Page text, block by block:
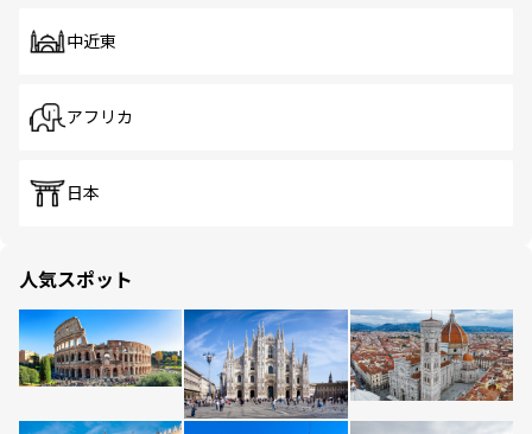
中近東
アフリカ
日本
人気スポット